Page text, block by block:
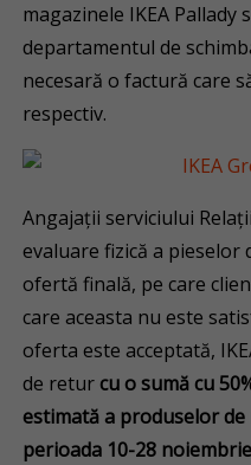
magazinele IKEA Pallady
departamentul de
necesară o factură care
respectiv.
Angajații serviciului
evaluare fizică a pieselor
ofertă finală, pe care
care aceasta nu este
oferta este acceptată,
de returcu o sumă cu
estimată a produselor
perioada 10-28 noiembrie